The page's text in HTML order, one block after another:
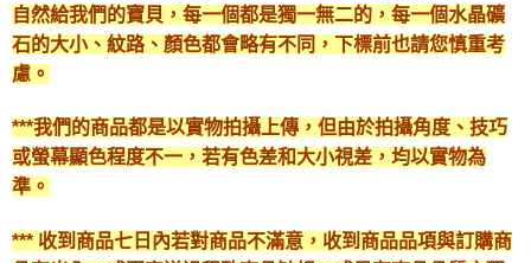
自然給我們的寶貝，每一個都是獨一無二的，每一個水晶礦
石的大小、紋路、顏色都會略有不同，下標前也請您慎重考
慮。
***我們的商品都是以實物拍攝上傳，但由於拍攝角度、技巧
或螢幕顯色程度不一，若有色差和大小視差，均以實物為
準。
*** 收到商品七日內若對商品不滿意，收到商品品項與訂購商